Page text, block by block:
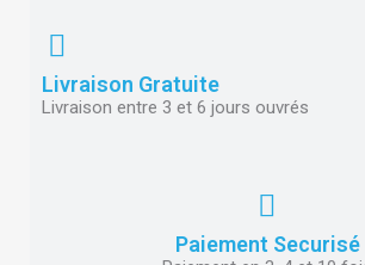
Livraison Gratuite
Livraison entre 3 et 6 jours ouvrés
Paiement Securisé